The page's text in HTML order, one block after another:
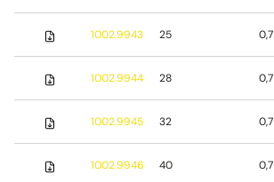
1002.9943 25 0,7
1002.9944 28 0,7
1002.9945 32 0,7
1002.9946 40 0,7